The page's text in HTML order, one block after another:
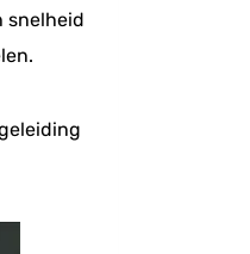
snelheid